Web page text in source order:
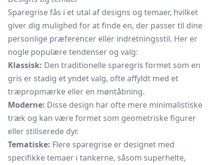
Sparegrise fås i et utal af designs og temaer, hvilket
giver dig mulighed for at finde en, der passer til dine
personlige præferencer eller indretningsstil. Her er
nogle populære tendenser og valg:
Klassisk: Den traditionelle sparegris formet som en
gris er stadig et yndet valg, ofte affyldt med et
træpropmærke eller en møntåbning.
Moderne: Disse design har ofte mere minimalistiske
træk og kan være formet som geometriske figurer
eller stiliserede dyr.
Tematiske: Flere sparegrise er designet med
specifikke temaer i tankerne, såsom superhelte,